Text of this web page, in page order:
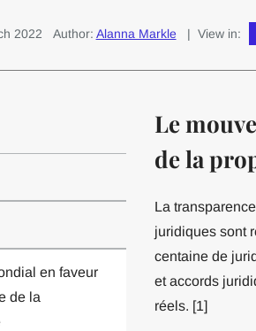
2022 Author: Alanna Markle | View in:
en faveur
de la
Le
de la
La
juridiques sont
centaine de
et accords
réels. [1]